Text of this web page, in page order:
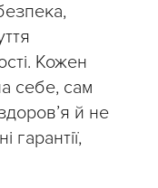
Кожен
себе, сам
й не